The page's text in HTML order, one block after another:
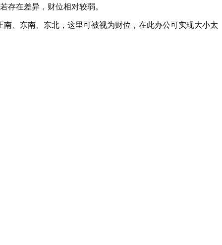
在差异，财位相对较弱。
、东南、东北，这里可被视为财位，在此办公可实现大小太